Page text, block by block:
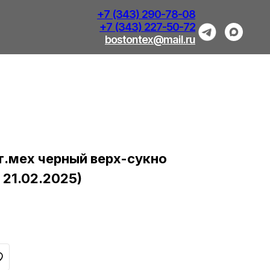
+7 (343) 290-78-08
+7 (343) 227-50-72
bostontex@mail.ru
черный верх-сукно